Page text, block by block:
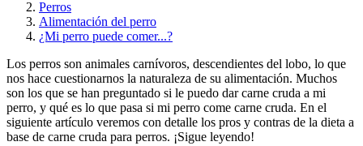
Perros
Alimentación del perro
¿Mi perro puede comer...?
Los perros son animales carnívoros, descendientes del lobo, lo que
nos hace cuestionarnos la naturaleza de su alimentación. Muchos
son los que se han preguntado si le puedo dar carne cruda a mi
perro, y qué es lo que pasa si mi perro come carne cruda. En el
siguiente artículo veremos con detalle los pros y contras de la dieta a
base de carne cruda para perros. ¡Sigue leyendo!